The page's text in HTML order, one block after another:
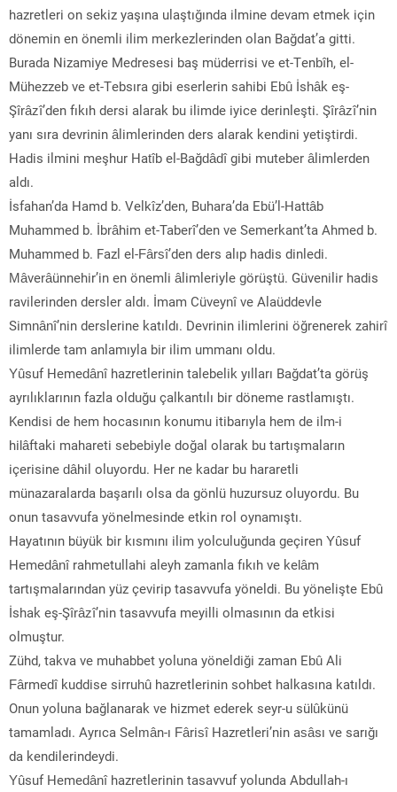
hazretleri on sekiz yaşına ulaştığında ilmine devam etmek için
dönemin en önemli ilim merkezlerinden olan Bağdat’a gitti.
Burada Nizamiye Medresesi baş müderrisi ve et-Tenbîh, el-
Mühezzeb ve et-Tebsıra gibi eserlerin sahibi Ebû İshâk eş-
Şîrâzî’den fıkıh dersi alarak bu ilimde iyice derinleşti. Şîrâzî’nin
yanı sıra devrinin âlimlerinden ders alarak kendini yetiştirdi.
Hadis ilmini meşhur Hatîb el-Bağdâdî gibi muteber âlimlerden
aldı.
İsfahan’da Hamd b. Velkîz’den, Buhara’da Ebü’l-Hattâb
Muhammed b. İbrâhim et-Taberî’den ve Semerkant’ta Ahmed b.
Muhammed b. Fazl el-Fârsî’den ders alıp hadis dinledi.
Mâverâünnehir’in en önemli âlimleriyle görüştü. Güvenilir hadis
ravilerinden dersler aldı. İmam Cüveynî ve Alaüddevle
Simnânî’nin derslerine katıldı. Devrinin ilimlerini öğrenerek zahirî
ilimlerde tam anlamıyla bir ilim ummanı oldu.
Yûsuf Hemedânî hazretlerinin talebelik yılları Bağdat’ta görüş
ayrılıklarının fazla olduğu çalkantılı bir döneme rastlamıştı.
Kendisi de hem hocasının konumu itibarıyla hem de ilm-i
hilâftaki mahareti sebebiyle doğal olarak bu tartışmaların
içerisine dâhil oluyordu. Her ne kadar bu hararetli
münazaralarda başarılı olsa da gönlü huzursuz oluyordu. Bu
onun tasavvufa yönelmesinde etkin rol oynamıştı.
Hayatının büyük bir kısmını ilim yolculuğunda geçiren Yûsuf
Hemedânî rahmetullahi aleyh zamanla fıkıh ve kelâm
tartışmalarından yüz çevirip tasavvufa yöneldi. Bu yönelişte Ebû
İshak eş-Şîrâzî’nin tasavvufa meyilli olmasının da etkisi
olmuştur.
Zühd, takva ve muhabbet yoluna yöneldiği zaman Ebû Ali
Fârmedî kuddise sirruhû hazretlerinin sohbet halkasına katıldı.
Onun yoluna bağlanarak ve hizmet ederek seyr-u sülûkünü
tamamladı. Ayrıca Selmân-ı Fârisî Hazretleri’nin asâsı ve sarığı
da kendilerindeydi.
Yûsuf Hemedânî hazretlerinin tasavvuf yolunda Abdullah-ı